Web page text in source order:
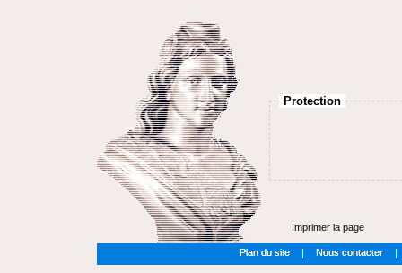
Protection
Imprimer la page
Plan du site | Nous contacter |